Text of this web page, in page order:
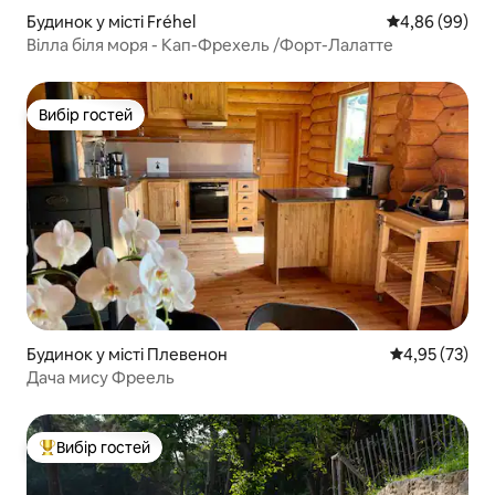
Будинок у місті Fréhel Середня
4,86 (99)
Вілла біля моря - Кап-Фрехель /Форт-Лалатте
Вибір гостей
Вибір гостей
Будинок у місті Плевенон Середня
4,95 (73)
Дача мису Фреель
Топ вибір гостей
Вибір гостей